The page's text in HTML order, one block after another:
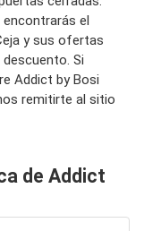
el
y sus ofertas
Si
Addict by Bosi
remitirte al sitio
de Addict